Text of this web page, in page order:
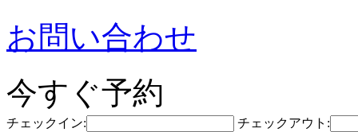
お問い合わせ
今すぐ予約
チェックイン: チェックアウト: